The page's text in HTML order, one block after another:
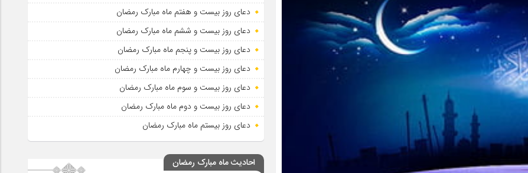
دعای روز بیست و هفتم ماه مبارک رمضان
دعای روز بیست و ششم ماه مبارک رمضان
دعای روز بیست و پنجم ماه مبارک رمضان
دعای روز بیست و چهارم ماه مبارک رمضان
دعای روز بیست و سوم ماه مبارک رمضان
دعای روز بیست و دوم ماه مبارک رمضان
دعای روز بیستم ماه مبارک رمضان
احادیث ماه مبارک رمضان